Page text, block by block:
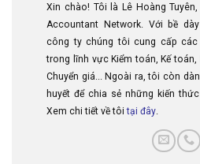
Xin chào! Tôi là Lê Hoàng
Accountant Network. Với bề
công ty chúng tôi cung cấp các
trong lĩnh vực Kiểm toán, Kế
Chuyển giá... Ngoài ra, tôi còn
huyết để chia sẻ những kiến
Xem chi tiết về tôitại đây.